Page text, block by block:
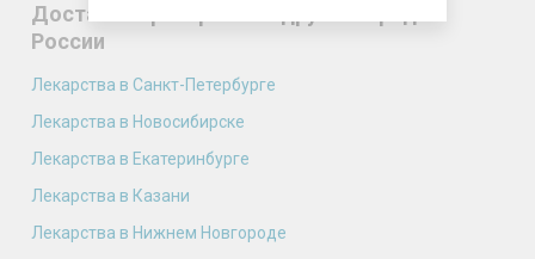
Доставка препаратов в другие города
России
Лекарства в Санкт-Петербурге
Лекарства в Новосибирске
Лекарства в Екатеринбурге
Лекарства в Казани
Лекарства в Нижнем Новгороде